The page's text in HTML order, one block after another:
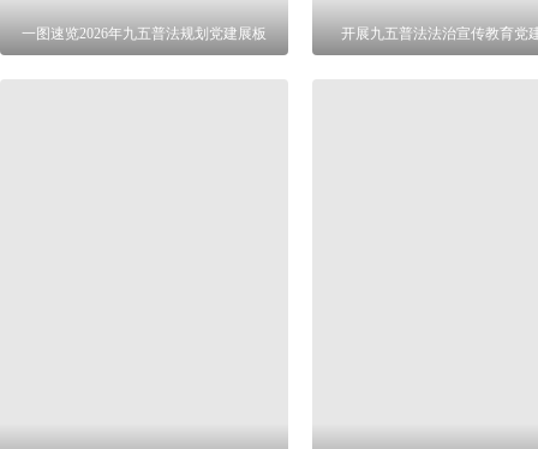
一图速览2026年九五普法规划党建展板 开展九五普法法治宣传教育党